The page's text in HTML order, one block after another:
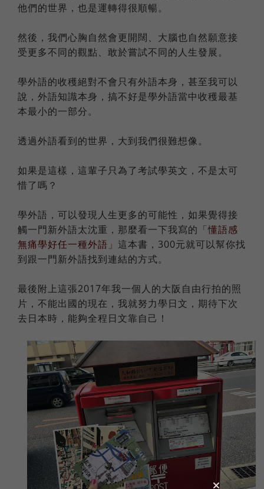
他們的世界，也是運轉得很順暢。
然後，我們心胸自然會更開闊、大腦也自然願意接
受更多不同的觀點、敢於嘗試不同的人生發展。
學外語的收穫絕對不會只有外語本身，甚至我可以
說，外語知識本身，搞不好是學外語當中收穫最基
本最小的一部分。
透過外語看到的世界，大到我們很難想像。
如果是這樣，這輩子只為了考試學英文，不是太可
惜了嗎？
學外語，可以發現人生更多的可能性，如果覺得接
觸一門新外語太沈重，那麼看一下我寫的 「懂語感
無痛學好任一種外語」 這本書，300元就可以幫你找
到跟一門新外語找到連結的方式。
最後附上這張2017年我一個人的大阪自由行拍的照
片，不能出國的現在，我就努力學日文，期待下次
去日本時，能夠全程日文靠自己！